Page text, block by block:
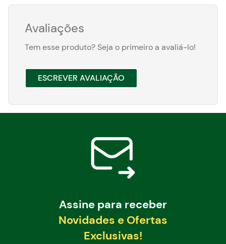
Avaliações
Tem esse produto? Seja o primeiro a avaliá-lo!
ESCREVER AVALIAÇÃO
Assine para receber
Novidades e Ofertas
Exclusivas!